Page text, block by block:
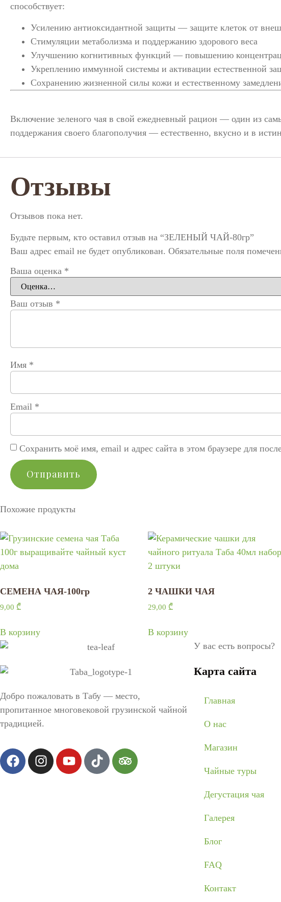
способствует:
Усилению антиоксидантной защиты — защите клеток от
Стимуляции метаболизма и поддержанию здорового веса
Улучшению когнитивных функций — повышению
Укреплению иммунной системы и активации естественной
Сохранению жизненной силы кожи и естественному
Включение зеленого чая в свой ежедневный рацион — один из
поддержания своего благополучия — естественно, вкусно и в
Отзывы
Отзывов пока нет.
Будьте первым, кто оставил отзыв на “ЗЕЛЕНЫЙ ЧАЙ-80гр”
Ваш адрес email не будет опубликован. Обязательные поля
Ваша оценка *
Ваш отзыв *
Имя *
Email *
Сохранить моё имя, email и адрес сайта в этом браузере для
Похожие продукты
СЕМЕНА ЧАЯ-100гр
9,00 ₾
В корзину
2 ЧАШКИ ЧАЯ
29,00 ₾
В корзину
У вас есть вопросы?
Добро пожаловать в Табу — место,
пропитанное многовековой грузинской чайной
традицией.
Карта сайта
Главная
О нас
Магазин
Чайные туры
Дегустация чая
Галерея
Блог
FAQ
Контакт